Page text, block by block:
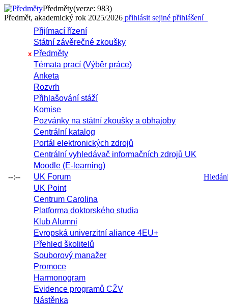
Předměty(verze: 983)
Předmět, akademický rok 2025/2026 přihlásit sejiné přihlášení
--:--
Přijímací řízení
Státní závěrečné zkoušky
x Předměty
Témata prací (Výběr práce)
Anketa
Rozvrh
Přihlašování stáží
Komise
Pozvánky na státní zkoušky a obhajoby
Centrální katalog
Portál elektronických zdrojů
Centrální vyhledávač informačních zdrojů UK
Moodle (E-learning)
UK Forum
UK Point
Centrum Carolina
Platforma doktorského studia
Klub Alumni
Evropská univerzitní aliance 4EU+
Přehled školitelů
Souborový manažer
Promoce
Harmonogram
Evidence programů CŽV
Nástěnka